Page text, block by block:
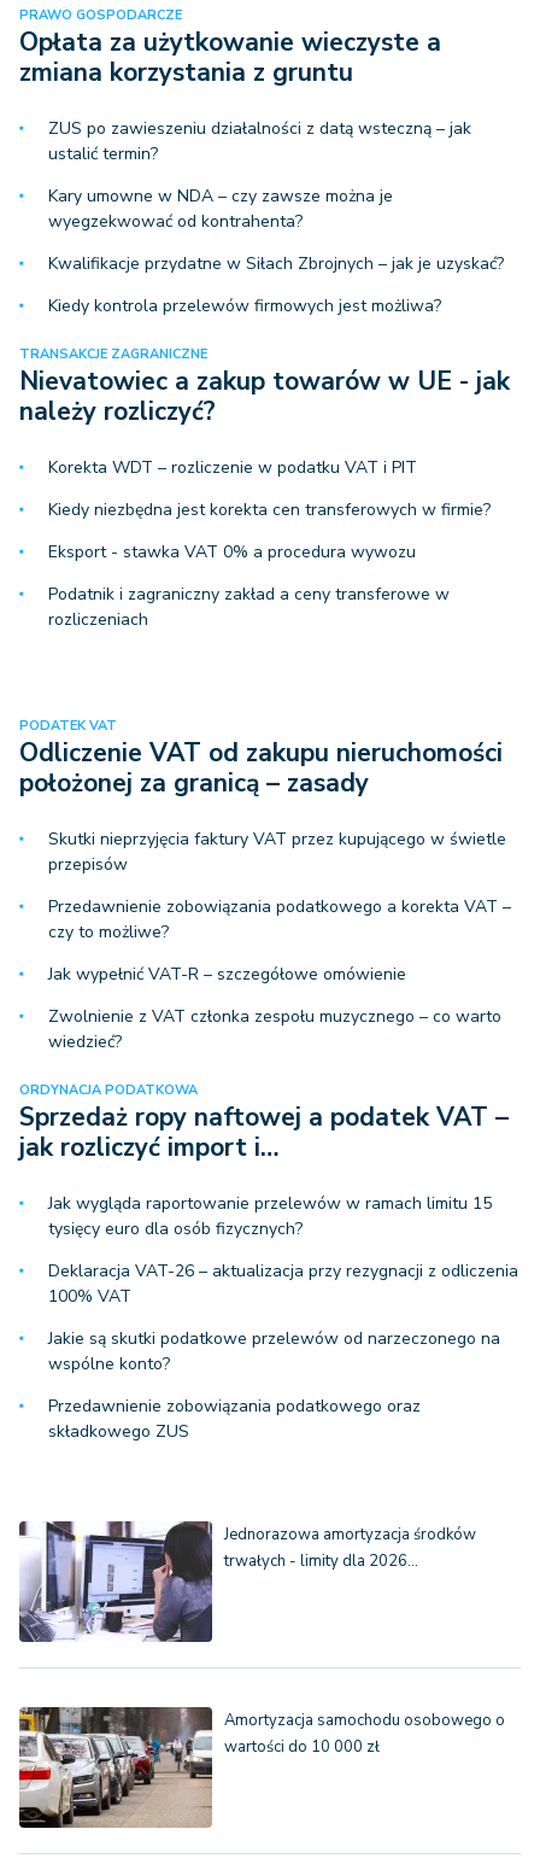
PRAWO GOSPODARCZE
Opłata za użytkowanie wieczyste a
zmiana korzystania z gruntu
ZUS po zawieszeniu działalności z datą wsteczną – jak
ustalić termin?
Kary umowne w NDA – czy zawsze można je
wyegzekwować od kontrahenta?
Kwalifikacje przydatne w Siłach Zbrojnych – jak je uzyskać?
Kiedy kontrola przelewów firmowych jest możliwa?
TRANSAKCJE ZAGRANICZNE
Nievatowiec a zakup towarów w UE - jak
należy rozliczyć?
Korekta WDT – rozliczenie w podatku VAT i PIT
Kiedy niezbędna jest korekta cen transferowych w firmie?
Eksport - stawka VAT 0% a procedura wywozu
Podatnik i zagraniczny zakład a ceny transferowe w
rozliczeniach
PODATEK VAT
Odliczenie VAT od zakupu nieruchomości
położonej za granicą – zasady
Skutki nieprzyjęcia faktury VAT przez kupującego w świetle
przepisów
Przedawnienie zobowiązania podatkowego a korekta VAT –
czy to możliwe?
Jak wypełnić VAT-R – szczegółowe omówienie
Zwolnienie z VAT członka zespołu muzycznego – co warto
wiedzieć?
ORDYNACJA PODATKOWA
Sprzedaż ropy naftowej a podatek VAT –
jak rozliczyć import i…
Jak wygląda raportowanie przelewów w ramach limitu 15
tysięcy euro dla osób fizycznych?
Deklaracja VAT-26 – aktualizacja przy rezygnacji z odliczenia
100% VAT
Jakie są skutki podatkowe przelewów od narzeczonego na
wspólne konto?
Przedawnienie zobowiązania podatkowego oraz
składkowego ZUS
Jednorazowa amortyzacja środków
trwałych - limity dla 2026…
Amortyzacja samochodu osobowego o
wartości do 10 000 zł